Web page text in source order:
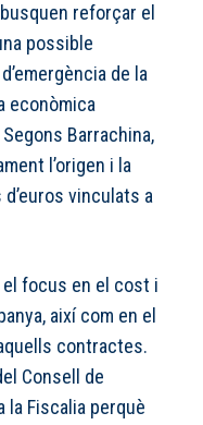
reforçar el
possible
de la
econòmica
Barrachina,
l’origen i la
vinculats a
el focus en el cost i
així com en el
contractes.
Consell de
la Fiscalia perquè